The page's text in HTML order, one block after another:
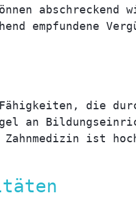
abschreckend
empfundene
die
an
ist